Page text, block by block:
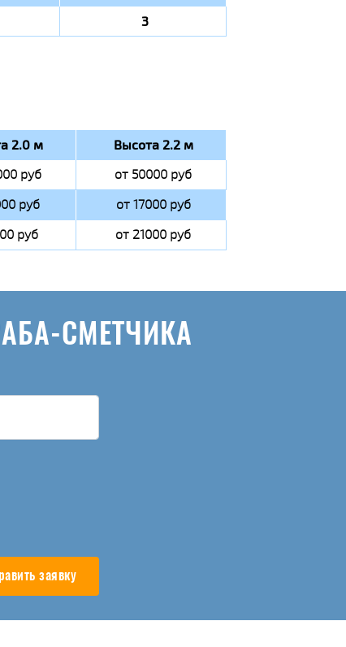
3
2.0 м Высота 2.2 м
руб
от 50000 руб
руб
от 17000 руб
руб от 21000 руб
СМЕТЧИКА
заявку